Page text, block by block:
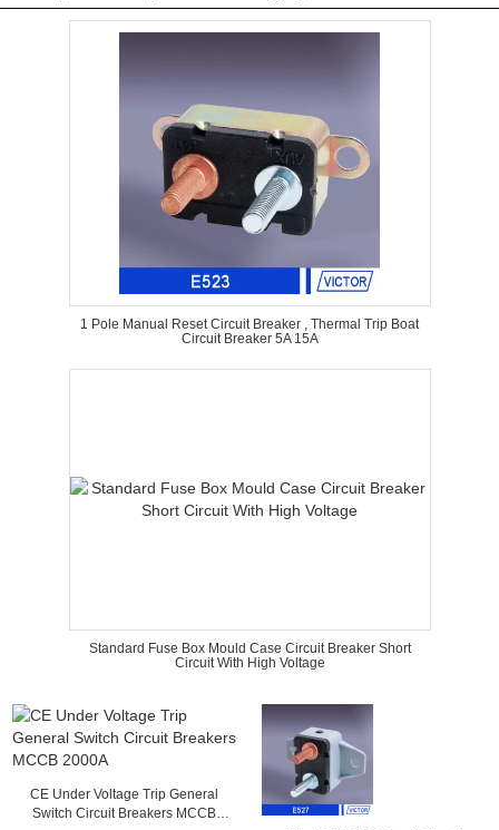
1 Pole Manual Reset Circuit Breaker , Thermal Trip Boat
Circuit Breaker 5A 15A
Standard Fuse Box Mould Case Circuit Breaker Short
Circuit With High Voltage
CE Under Voltage Trip General
Switch Circuit Breakers MCCB